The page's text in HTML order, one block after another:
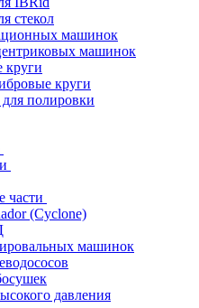
стекол
машинок
машинок
круги
круги
полировки
части
(Cyclone)
машинок
давления